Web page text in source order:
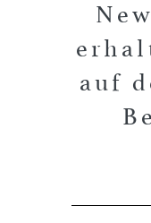
auf